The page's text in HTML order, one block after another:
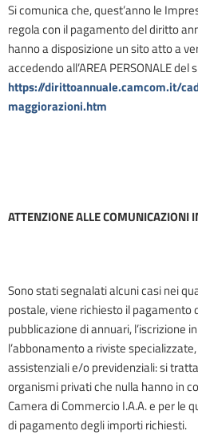
Si comunica che, quest’anno le
regola con il pagamento del diritto
hanno a disposizione un sito atto a
accedendo all’AREA PERSONALE
https://dirittoannuale.camcom.it/
maggiorazioni.htm
ATTENZIONE ALLE COMUNICAZIONI
Sono stati segnalati alcuni casi nei
postale, viene richiesto il pagamento
pubblicazione di annuari, l’iscrizione
l’abbonamento a riviste
assistenziali e/o previdenziali: si
organismi privati che nulla hanno in
Camera di Commercio I.A.A. e per le
di pagamento degli importi richiesti.